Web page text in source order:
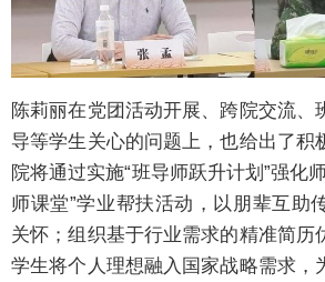
陈莉丽在党团活动开展、跨院交流、
导等学生关心的问题上，也给出了积
院将通过实施“班导师跃升计划”强化
师课堂”学业帮扶活动，以朋辈互助
关怀；组织基于行业需求的精准简历
学生将个人理想融入国家战略需求，